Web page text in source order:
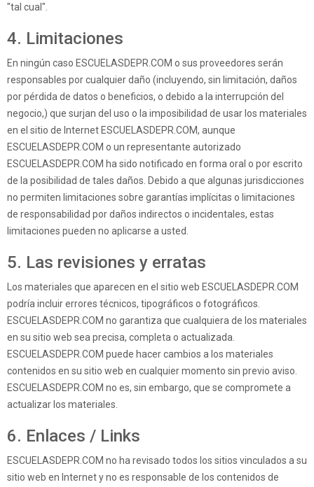
"tal cual".
4. Limitaciones
En ningún caso ESCUELASDEPR.COM o sus proveedores serán
responsables por cualquier daño (incluyendo, sin limitación, daños
por pérdida de datos o beneficios, o debido a la interrupción del
negocio,) que surjan del uso o la imposibilidad de usar los materiales
en el sitio de Internet ESCUELASDEPR.COM, aunque
ESCUELASDEPR.COM o un representante autorizado
ESCUELASDEPR.COM ha sido notificado en forma oral o por escrito
de la posibilidad de tales daños. Debido a que algunas jurisdicciones
no permiten limitaciones sobre garantías implícitas o limitaciones
de responsabilidad por daños indirectos o incidentales, estas
limitaciones pueden no aplicarse a usted.
5. Las revisiones y erratas
Los materiales que aparecen en el sitio web ESCUELASDEPR.COM
podría incluir errores técnicos, tipográficos o fotográficos.
ESCUELASDEPR.COM no garantiza que cualquiera de los materiales
en su sitio web sea precisa, completa o actualizada.
ESCUELASDEPR.COM puede hacer cambios a los materiales
contenidos en su sitio web en cualquier momento sin previo aviso.
ESCUELASDEPR.COM no es, sin embargo, que se compromete a
actualizar los materiales.
6. Enlaces / Links
ESCUELASDEPR.COM no ha revisado todos los sitios vinculados a su
sitio web en Internet y no es responsable de los contenidos de